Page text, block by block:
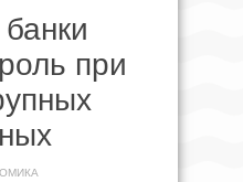
при